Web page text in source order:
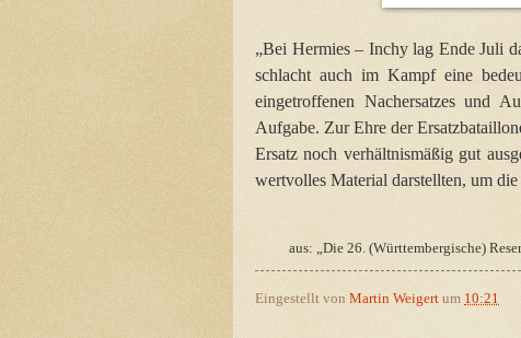
„Bei Hermies – Inchy lag Ende Juli
schlacht auch im Kampf eine
eingetroffenen Nachersatzes und
Aufgabe. Zur Ehre der
Ersatz noch verhältnismäßig gut
wertvolles Material darstellten, um
aus: „Die 26. (Württembergische)
Eingestellt von Martin Weigert um 10:21